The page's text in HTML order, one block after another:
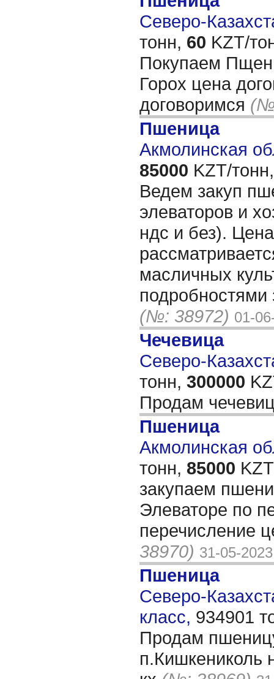
Северо-
тонн, 60 KZT/
Покупаем
Горох цена
договоримся
Пшеница
Акмолинская
85000 KZT/тонн,
Ведем закуп
элеваторов и
ндс и без).
масличных
(№: 38972) 01-
Чечевица
Северо-
тонн, 300000
Продам
Пшеница
Акмолинская
тонн, 85000
закупаем
Элеваторе по
перечисление
38970) 31-05-2023
Пшеница
Северо-
класс, 934901
Продам
п.Кишкениколь